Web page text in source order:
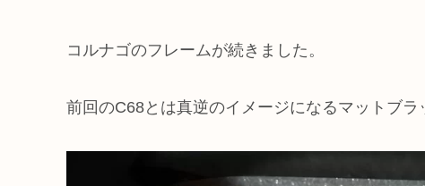
コルナゴのフレームが続きました。
前回のC68とは真逆のイメージになるマットブラ